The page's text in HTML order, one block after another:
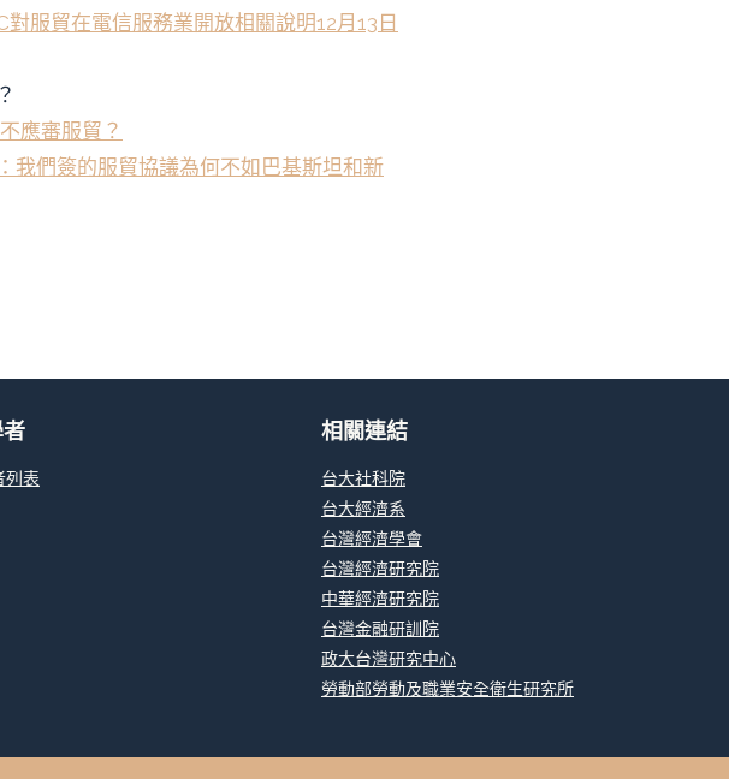
服貿在電信服務業開放相關說明12月13日
應審服貿？
我們簽的服貿協議為何不如巴基斯坦和新
列表
相關連結
台大社科院
台大經濟系
台灣經濟學會
台灣經濟研究院
中華經濟研究院
台灣金融研訓院
政大台灣研究中心
勞動部勞動及職業安全衛生研究所